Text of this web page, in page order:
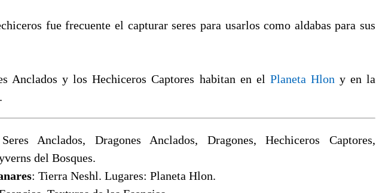
fue frecuente el capturar seres para usarlos como aldabas para sus
Anclados y los Hechiceros Captores habitan en el Planeta Hlon y en la
.
Anclados, Dragones Anclados, Dragones, Hechiceros Captores,
del Bosques.
: Tierra Neshl. Lugares: Planeta Hlon.